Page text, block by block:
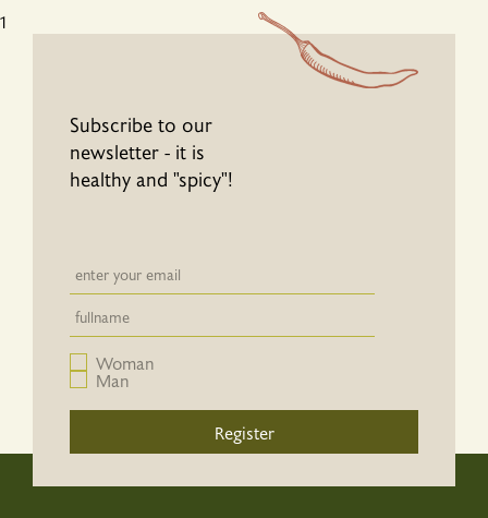
1
Subscribe to our
newsletter - it is
healthy and "spicy"!
Newsletter email input field
Newsletter email input field
Woman
Man
Register